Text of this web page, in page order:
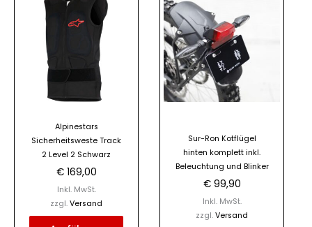
Alpinestars
Sicherheitsweste Track
2 Level 2 Schwarz
€169,00
Inkl. MwSt.
zzgl. Versand
Produkt
weist
mehrere
Varianten
können
auf
der
gewählt
werden
Sur-Ron Kotflügel
hinten komplett inkl.
Beleuchtung und Blinker
€99,90
Inkl. MwSt.
zzgl. Versand